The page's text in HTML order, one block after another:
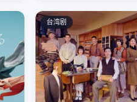
台湾剧